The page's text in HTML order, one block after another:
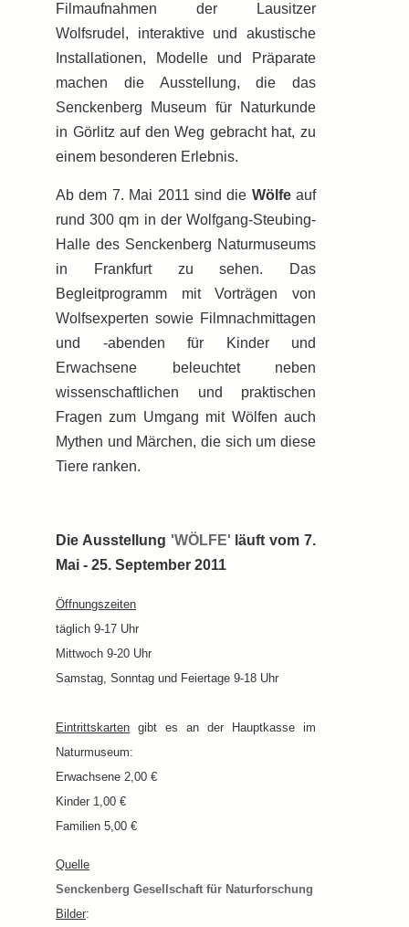
Filmaufnahmen der Lausitzer
Wolfsrudel, interaktive und akustische
Installationen, Modelle und Präparate
machen die Ausstellung, die das
Senckenberg Museum für Naturkunde
in Görlitz auf den Weg gebracht hat, zu
einem besonderen Erlebnis.
Ab dem 7. Mai 2011 sind die Wölfeauf
rund 300 qm in der Wolfgang-Steubing-
Halle des Senckenberg Naturmuseums
in Frankfurt zu sehen. Das
Begleitprogramm mit Vorträgen von
Wolfsexperten sowie Filmnachmittagen
und -abenden für Kinder und
Erwachsene beleuchtet neben
wissenschaftlichen und praktischen
Fragen zum Umgang mit Wölfen auch
Mythen und Märchen, die sich um diese
Tiere ranken.
Die Ausstellung 'WÖLFE' läuft vom 7.
Mai - 25. September 2011
Öffnungszeiten
täglich 9-17 Uhr
Mittwoch 9-20 Uhr
Samstag, Sonntag und Feiertage 9-18 Uhr
Eintrittskarten gibt es an der Hauptkasse im
Naturmuseum:
Erwachsene 2,00 €
Kinder 1,00 €
Familien 5,00 €
Quelle
Senckenberg Gesellschaft für Naturforschung
Bilder: